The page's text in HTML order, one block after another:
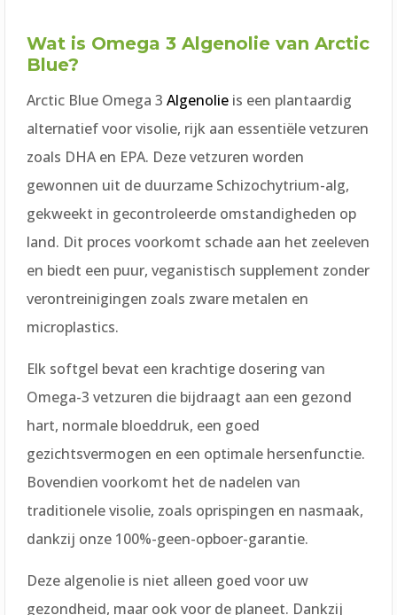
Wat is Omega 3 Algenolie van Arctic
Blue?
Arctic Blue Omega 3 Algenolieis een plantaardig
alternatief voor visolie, rijk aan essentiële vetzuren
zoals DHA en EPA. Deze vetzuren worden
gewonnen uit de duurzame Schizochytrium-alg,
gekweekt in gecontroleerde omstandigheden op
land. Dit proces voorkomt schade aan het zeeleven
en biedt een puur, veganistisch supplement zonder
verontreinigingen zoals zware metalen en
microplastics.
Elk softgel bevat een krachtige dosering van
Omega-3 vetzuren die bijdraagt aan een gezond
hart, normale bloeddruk, een goed
gezichtsvermogen en een optimale hersenfunctie.
Bovendien voorkomt het de nadelen van
traditionele visolie, zoals oprispingen en nasmaak,
dankzij onze 100%-geen-opboer-garantie.
Deze algenolie is niet alleen goed voor uw
gezondheid, maar ook voor de planeet. Dankzij